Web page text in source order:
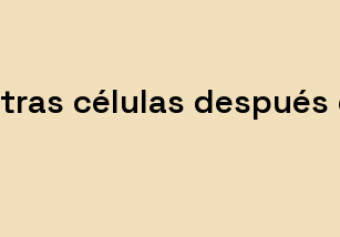
células después